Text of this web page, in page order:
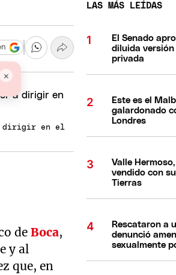
×
a dirigir en el
de Boca,
y al
que, en
LAS MÁS LEÍDAS
El Senado
diluida versión
privada
Este es el
galardonado
Londres
Valle
vendido con
Tierras
Rescataron a
denunció
sexualmente